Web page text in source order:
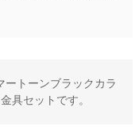
トーンブラックカラ
具セットです。